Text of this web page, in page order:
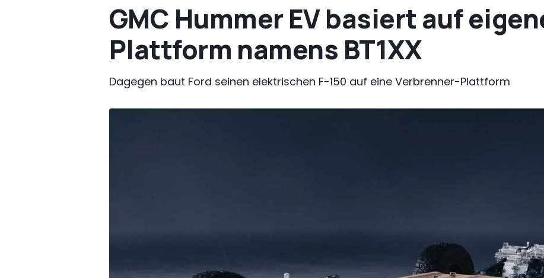
GMC Hummer EV basiert auf
Plattform namens BT1XX
Dagegen baut Ford seinen elektrischen F-150 auf eine Verbrenner-Plattform